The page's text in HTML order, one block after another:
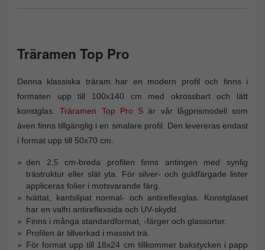
Träramen Top Pro
Denna klassiska träram har en modern profil och finns i
formaten upp till 100x140 cm med okrossbart och lätt
konstglas.Träramen Top Pro S är vår lågprismodell som
även finns tillgänglig i en smalare profil. Den levereras endast
i format upp till 50x70 cm.
den 2,5 cm-breda profilen finns antingen med synlig
trästruktur eller slät yta. För silver- och guldfärgade lister
appliceras folier i motsvarande färg.
tvättat, kantslipat normal- och antireflexglas. Konstglaset
har en valfri antireflexsida och UV-skydd.
Finns i många standardformat, -färger och glassorter.
Profilen är tillverkad i massivt trä.
För format upp till 18x24 cm tillkommer bakstycken i papp